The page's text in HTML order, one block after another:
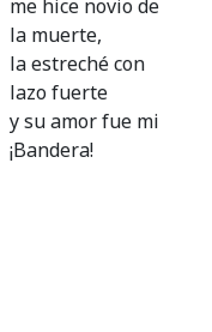
me hice novio de
la muerte,
la estreché con
lazo fuerte
y su amor fue mi
¡Bandera!